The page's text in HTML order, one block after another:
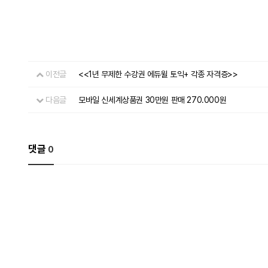
이전글 <<1년 무제한 수강권 에듀윌 토익+ 각종 자격증>>
다음글 모바일 신세계상품권 30만원 판매 270.000원
댓글 0